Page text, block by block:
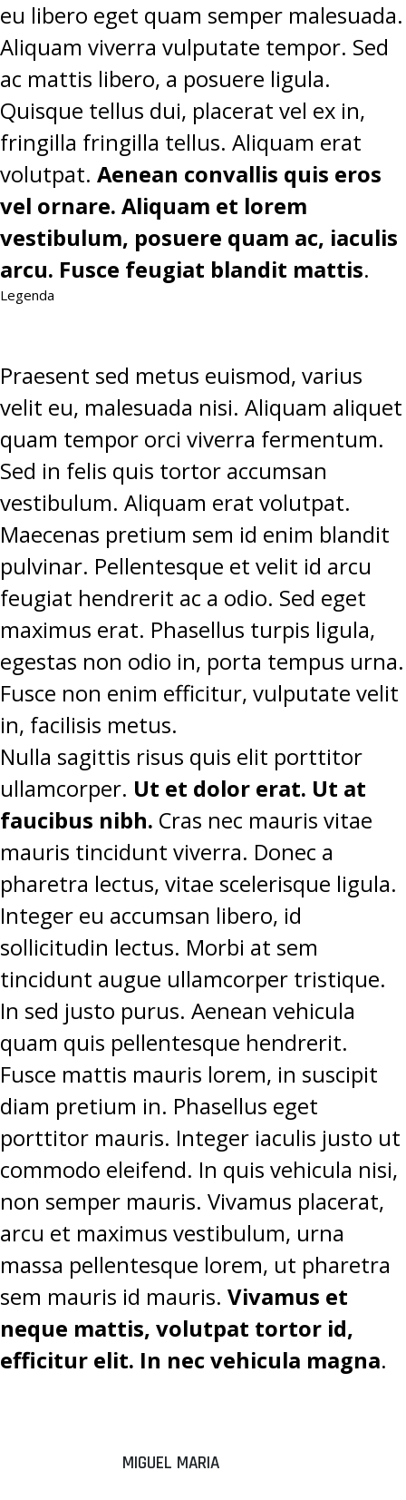
eu libero eget quam semper malesuada.
Aliquam viverra vulputate tempor. Sed
ac mattis libero, a posuere ligula.
Quisque tellus dui, placerat vel ex in,
fringilla fringilla tellus. Aliquam erat
volutpat. Aenean convallis quis eros
vel ornare. Aliquam et lorem
vestibulum, posuere quam ac, iaculis
arcu. Fusce feugiat blandit mattis.
Legenda
Praesent sed metus euismod, varius
velit eu, malesuada nisi. Aliquam aliquet
quam tempor orci viverra fermentum.
Sed in felis quis tortor accumsan
vestibulum. Aliquam erat volutpat.
Maecenas pretium sem id enim blandit
pulvinar. Pellentesque et velit id arcu
feugiat hendrerit ac a odio. Sed eget
maximus erat. Phasellus turpis ligula,
egestas non odio in, porta tempus urna.
Fusce non enim efficitur, vulputate velit
in, facilisis metus.
Nulla sagittis risus quis elit porttitor
ullamcorper. Ut et dolor erat. Ut at
faucibus nibh. Cras nec mauris vitae
mauris tincidunt viverra. Donec a
pharetra lectus, vitae scelerisque ligula.
Integer eu accumsan libero, id
sollicitudin lectus. Morbi at sem
tincidunt augue ullamcorper tristique.
In sed justo purus. Aenean vehicula
quam quis pellentesque hendrerit.
Fusce mattis mauris lorem, in suscipit
diam pretium in. Phasellus eget
porttitor mauris. Integer iaculis justo ut
commodo eleifend. In quis vehicula nisi,
non semper mauris. Vivamus placerat,
arcu et maximus vestibulum, urna
massa pellentesque lorem, ut pharetra
sem mauris id mauris. Vivamus et
neque mattis, volutpat tortor id,
efficitur elit. In nec vehicula magna.
MIGUEL MARIA